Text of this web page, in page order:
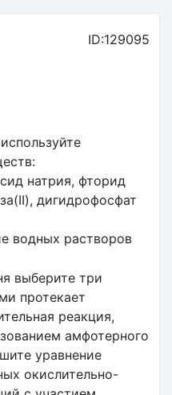
ID:129095
натрия, фторид
дигидрофосфат
водных растворов
выберите три
протекает
реакция,
амфотерного
уравнение
окислительно-